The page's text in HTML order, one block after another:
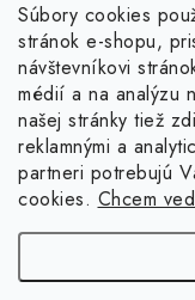
Súbory cookies
stránok e-shopu,
návštevníkovi
médií a na analýzu
našej stránky tiež
reklamnými a
partneri potrebujú
cookies. Chcem
Žienka